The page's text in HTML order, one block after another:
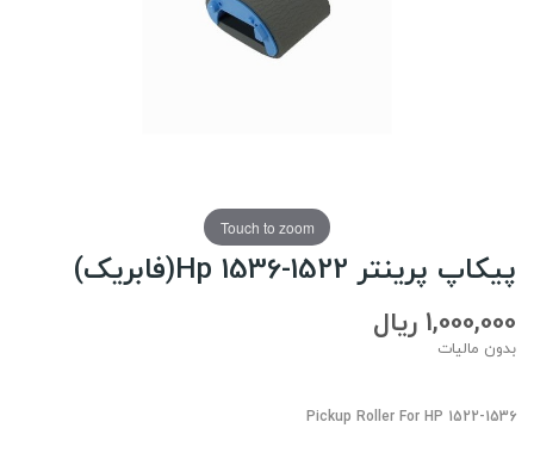
Touch to zoom
پیکاپ پرینتر Hp 1536-1522(فابریک)
1,000,000 ریال
بدون مالیات
Pickup Roller For HP 1522-1536